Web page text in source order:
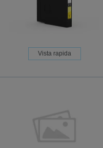
Vista rapida